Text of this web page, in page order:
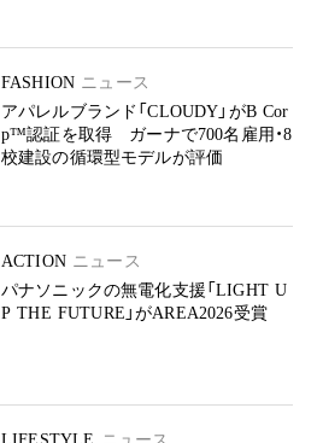
FASHION ニュース
アパレルブランド「CLOUDY」がB Cor
p™認証を取得 ガーナで700名雇用・8
校建設の循環型モデルが評価
ACTION ニュース
パナソニックの無電化支援「LIGHT U
P THE FUTURE」がAREA2026受賞